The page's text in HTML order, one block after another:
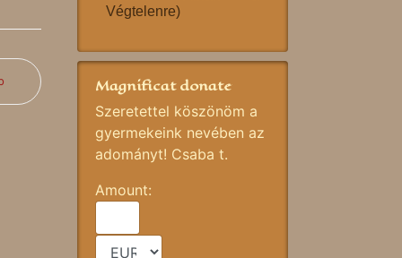
Végtelenre)
Magnificat donate
Szeretettel köszönöm a
gyermekeink nevében az
adományt! Csaba t.
Amount: